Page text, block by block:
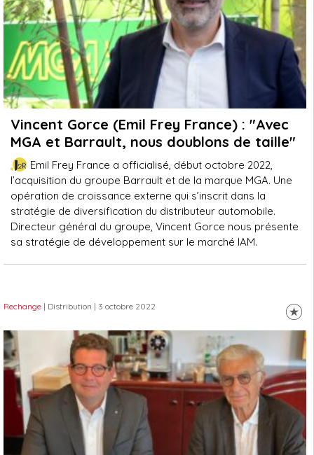
Vincent Gorce (Emil Frey France) : "Avec
MGA et Barrault, nous doublons de taille"
Emil Frey France a officialisé, début octobre 2022,
l’acquisition du groupe Barrault et de la marque MGA. Une
opération de croissance externe qui s’inscrit dans la
stratégie de diversification du distributeur automobile.
Directeur général du groupe, Vincent Gorce nous présente
sa stratégie de développement sur le marché IAM.
Rechange | Distribution | 3 octobre 2022